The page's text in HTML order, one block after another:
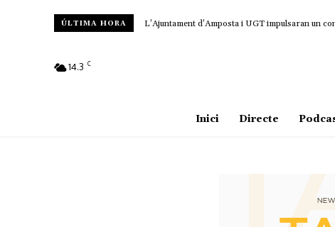
ÚLTIMA HORA L’Ajuntament d’Amposta i UGT impulsaran un
14.3 C
Inici Directe